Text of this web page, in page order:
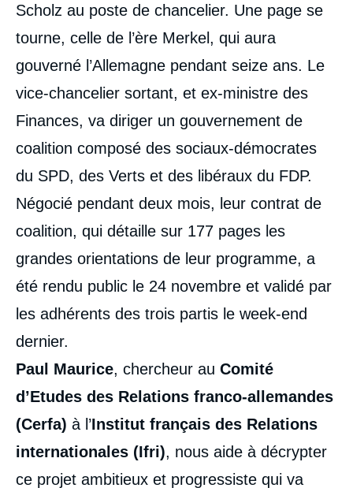
Scholz au poste de chancelier. Une page se
tourne, celle de l’ère Merkel, qui aura
gouverné l’Allemagne pendant seize ans. Le
vice-chancelier sortant, et ex-ministre des
Finances, va diriger un gouvernement de
coalition composé des sociaux-démocrates
du SPD, des Verts et des libéraux du FDP.
Négocié pendant deux mois, leur contrat de
coalition, qui détaille sur 177 pages les
grandes orientations de leur programme, a
été rendu public le 24 novembre et validé par
les adhérents des trois partis le week-end
dernier.
Paul Maurice, chercheur au Comité
d’Etudes des Relations franco-allemandes
(Cerfa) à l’Institut français des Relations
internationales (Ifri), nous aide à décrypter
ce projet ambitieux et progressiste qui va